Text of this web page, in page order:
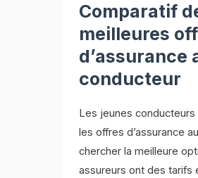
Comparatif
meilleures
d’assurance
conducteur
Les jeunes
les offres d’assurance
chercher la meilleure
assureurs ont des tarifs